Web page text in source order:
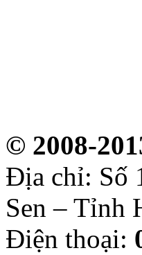
© 2008-
Địa chỉ: Số
Sen – Tỉnh
Điện thoại: